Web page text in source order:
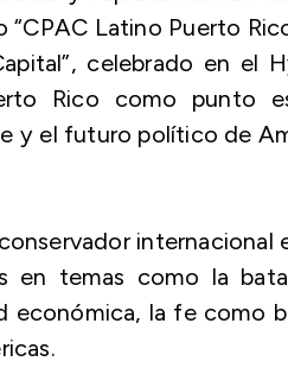
Latino Puerto
celebrado en el
Rico como punto
y el futuro político de
internacional
en temas como la
la fe como